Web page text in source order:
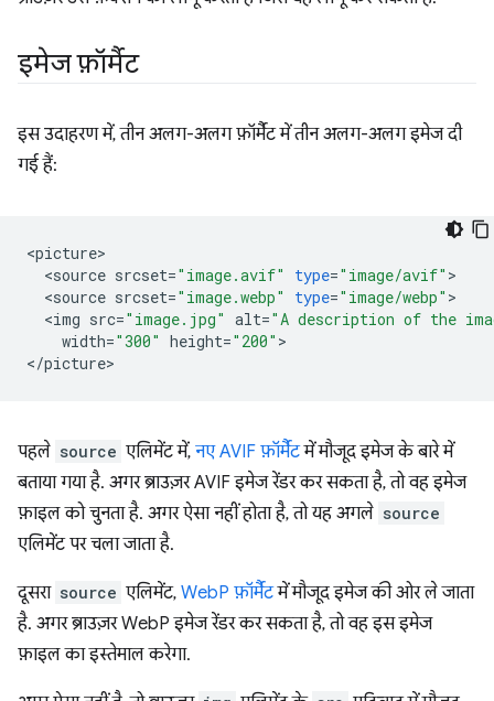
इमेज फ़ॉर्मैट
इस उदाहरण में, तीन अलग-अलग फ़ॉर्मैट में तीन अलग-अलग इमेज दी
गई हैं:
<picture
<source srcset="image.avif" type="image/avif"
<source srcset="image.webp" type="image/webp"
<img src="image.jpg" alt="A description of the
width="300" height="200" >
</picture
पहले source एलिमेंट में, नए AVIF फ़ॉर्मैटमें मौजूद इमेज के बारे में
बताया गया है. अगर ब्राउज़र AVIF इमेज रेंडर कर सकता है, तो वह इमेज
फ़ाइल को चुनता है. अगर ऐसा नहीं होता है, तो यह अगले source
एलिमेंट पर चला जाता है.
दूसरा source एलिमेंट, WebP फ़ॉर्मैटमें मौजूद इमेज की ओर ले जाता
है. अगर ब्राउज़र WebP इमेज रेंडर कर सकता है, तो वह इस इमेज
फ़ाइल का इस्तेमाल करेगा.